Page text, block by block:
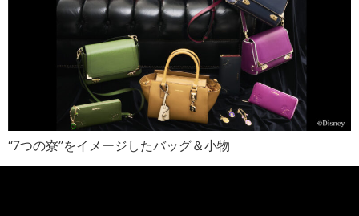
“7つの寮”をイメージしたバッグ＆小物